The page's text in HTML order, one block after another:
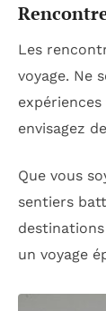
Les
voyage. Ne
envisagez
Que vous
sentiers
un voyage